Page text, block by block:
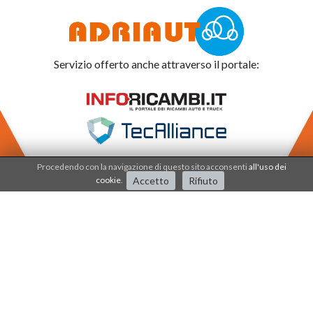
Servizio offerto anche attraverso il portale:
Adriauto lavora nelsistema di qualità dal 2001.
Procedendo con la navigazione di questo sito acconsenti all'uso dei
cookie
Accetto Rifiuto